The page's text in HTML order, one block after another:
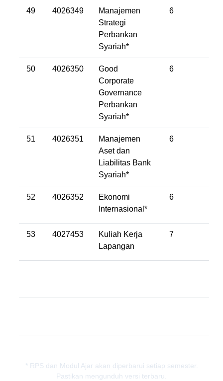
49 4026349
Manajemen
Strategi
Perbankan
Syariah*
6
50 4026350
Good
Corporate
Governance
Perbankan
Syariah*
6
51 4026351
Manajemen
Aset dan
Liabilitas Bank
Syariah*
6
52 4026352
Ekonomi
Internasional*
6
53 4027453
Kuliah Kerja
Lapangan
7
* RPS dan Modul Ajar akan diperbarui setiap semester.
Pastikan mengunduh versi terbaru.